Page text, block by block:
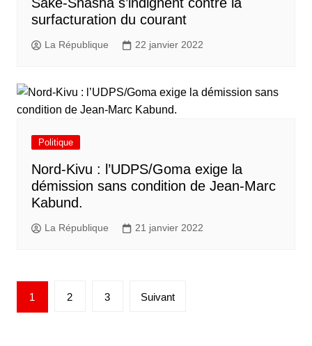
surfacturation du courant
La République 22 janvier 2022
Politique
Nord-Kivu : l’UDPS/Goma exige la
démission sans condition de Jean-Marc
Kabund.
La République 21 janvier 2022
1 2 3 Suivant